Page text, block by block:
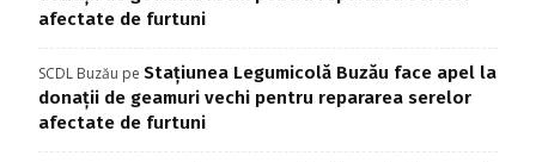
afectate de furtuni
SCDL Buzău pe Stațiunea Legumicolă Buzău face apel la
donații de geamuri vechi pentru repararea serelor
afectate de furtuni